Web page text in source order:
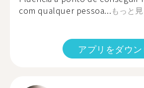
com qualquer pessoa...もっと
アプリをダウ